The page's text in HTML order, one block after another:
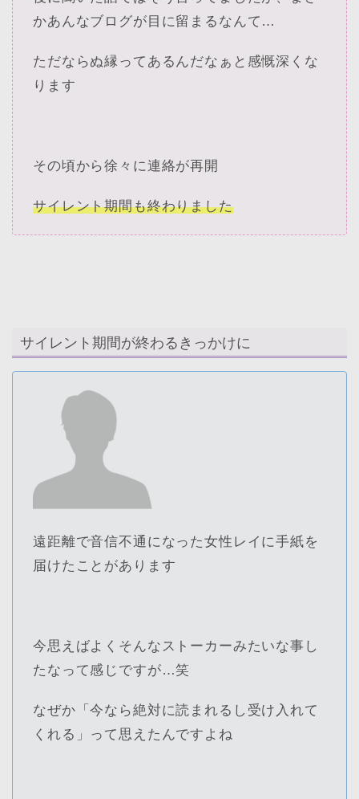
かあんなブログが目に留まるなんて…
ただならぬ縁ってあるんだなぁと感慨深くな
ります
その頃から徐々に連絡が再開
サイレント期間も終わりました
サイレント期間が終わるきっかけに
遠距離で音信不通になった女性レイに手紙を
届けたことがあります
今思えばよくそんなストーカーみたいな事し
たなって感じですが…笑
なぜか「今なら絶対に読まれるし受け入れて
くれる」って思えたんですよね